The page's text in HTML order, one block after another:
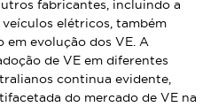
fabricantes, incluindo a
elétricos, também
evolução dos VE. A
de VE em diferentes
continua evidente,
do mercado de VE na